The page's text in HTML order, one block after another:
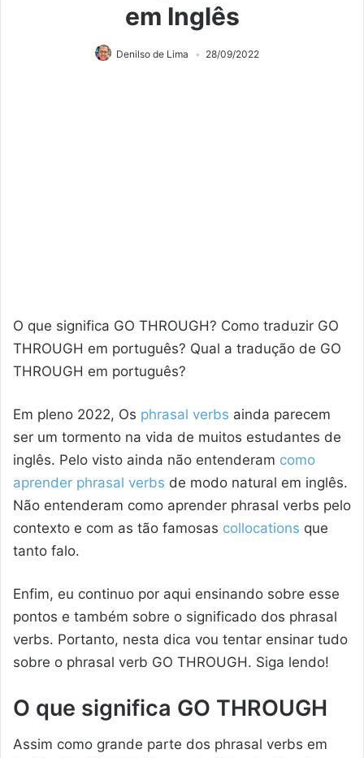
em Inglês
Denilso de Lima 28/09/2022
O que significa GO THROUGH? Como traduzir GO
THROUGH em português? Qual a tradução de GO
THROUGH em português?
Em pleno 2022, Os phrasal verbs ainda parecem
ser um tormento na vida de muitos estudantes de
inglês. Pelo visto ainda não entenderam como
aprender phrasal verbs de modo natural em inglês.
Não entenderam como aprender phrasal verbs pelo
contexto e com as tão famosas collocations que
tanto falo.
Enfim, eu continuo por aqui ensinando sobre esse
pontos e também sobre o significado dos phrasal
verbs. Portanto, nesta dica vou tentar ensinar tudo
sobre o phrasal verb GO THROUGH. Siga lendo!
O que significa GO THROUGH
Assim como grande parte dos phrasal verbs em